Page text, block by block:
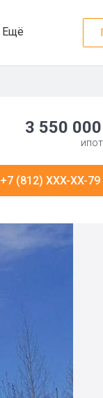
Ещё
3 550
+7 (812) XXX-XX-79